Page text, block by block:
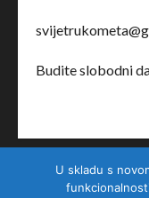
Budite slobodni
O nama Partneri
U skladu s